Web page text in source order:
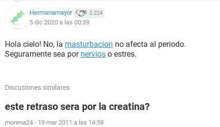
Hermanamayor 2.224
5 dic 2020 a las 00:39
Hola cielo! No, la masturbacion no afecta al periodo.
Seguramente sea por nervios o estres.
Discusiones similares
este retraso sera por la creatina?
morena24 - 19 mar 2011 a las 14:58